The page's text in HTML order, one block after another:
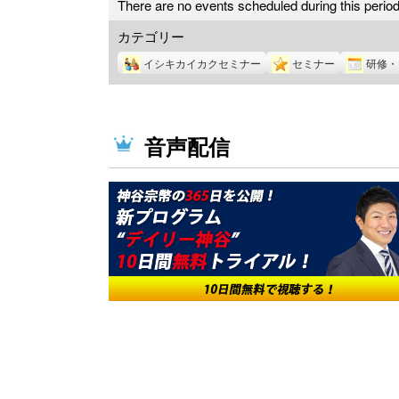
There are no events scheduled during this
カテゴリー
イシキカイカクセミナー セミナー 研修
音声配信